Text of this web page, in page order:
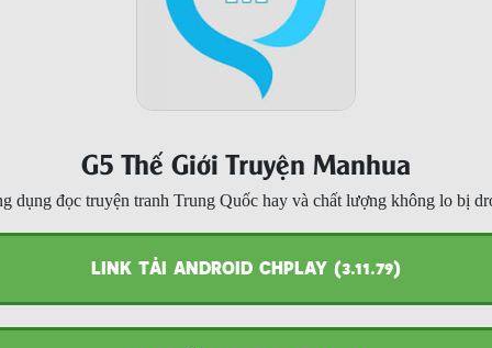
G5 Thế Giới Truyện Manhua
dụng đọc truyện tranh Trung Quốc hay và chất lượng không lo bị
LINK TẢI ANDROID CHPLAY (3.11.79)